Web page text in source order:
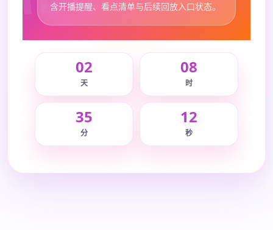
含开播提醒、看点清单与后续回放入口状态。
02
天
08
时
35
分
12
秒